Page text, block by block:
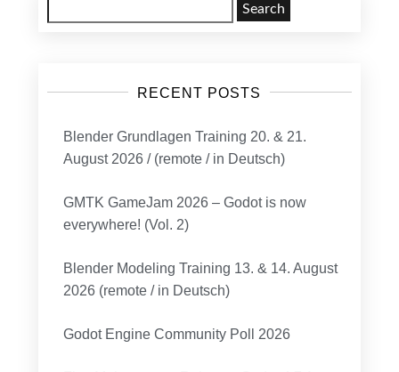
for:
RECENT POSTS
Blender Grundlagen Training 20. & 21.
August 2026 / (remote / in Deutsch)
GMTK GameJam 2026 – Godot is now
everywhere! (Vol. 2)
Blender Modeling Training 13. & 14. August
2026 (remote / in Deutsch)
Godot Engine Community Poll 2026